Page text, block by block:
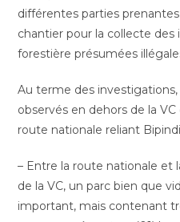
différentes parties
chantier pour la collecte des
forestière présumées
Au terme des
observés en dehors de la
route nationale reliant
– Entre la route nationale et
de la VC, un parc bien que
important, mais contenant